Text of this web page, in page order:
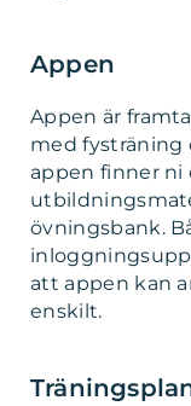
Appen
Appen är
med fysträning
appen finner ni
övningsbank.
att appen kan
enskilt.